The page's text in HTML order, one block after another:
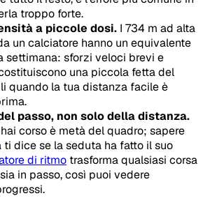
troppo forte.
a piccole dosi. I 734 m ad alta
un calciatore hanno un equivalente
settimana: sforzi veloci brevi e
una piccola fetta del
quando la tua distanza facile è
passo, non solo della distanza.
corso è metà del quadro; sapere
dice se la seduta ha fatto il suo
di ritmo trasforma qualsiasi corsa
in passo, così puoi vedere